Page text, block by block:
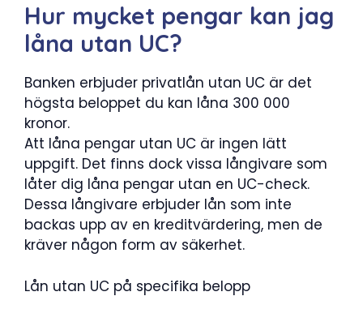
Hur mycket pengar kan jag
låna utan UC?
Banken erbjuder privatlån utan UC är det
högsta beloppet du kan låna 300 000
kronor.
Att låna pengar utan UC är ingen lätt
uppgift. Det finns dock vissa långivare som
låter dig låna pengar utan en UC-check.
Dessa långivare erbjuder lån som inte
backas upp av en kreditvärdering, men de
kräver någon form av säkerhet.
Lån utan UC på specifika belopp